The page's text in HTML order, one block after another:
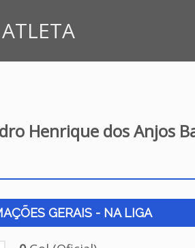
Henrique dos Anjos
GERAIS - NA LIGA